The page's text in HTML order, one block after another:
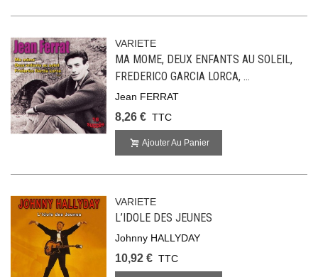
VARIETE
MA MOME, DEUX ENFANTS AU SOLEIL,
FREDERICO GARCIA LORCA, …
Jean FERRAT
8,26 € TTC
Ajouter Au Panier
VARIETE
L’IDOLE DES JEUNES
Johnny HALLYDAY
10,92 € TTC